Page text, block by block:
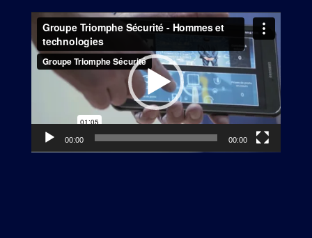
Lecteur
vidéo
00:00 00:00